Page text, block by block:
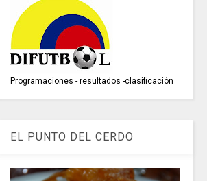
Programaciones - resultados -clasificación
EL PUNTO DEL CERDO